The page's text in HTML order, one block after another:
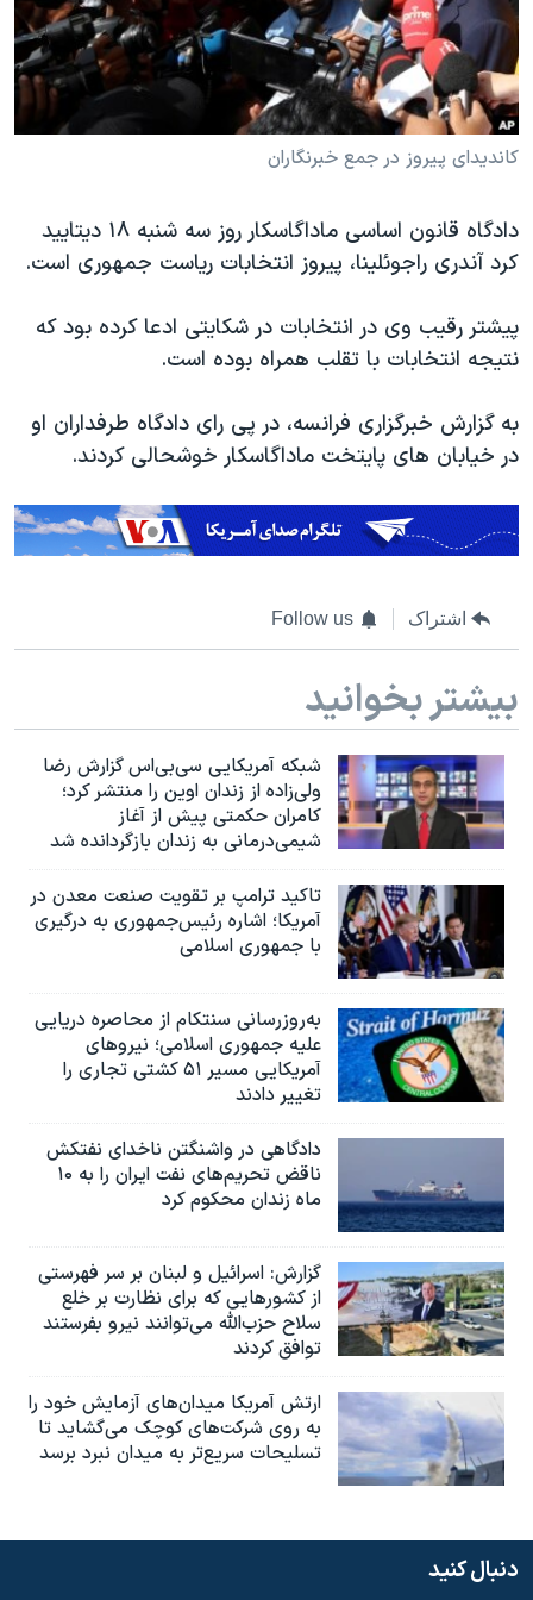
فرهنگ و زندگی
حقوق شهروندی
اقتصادی
علم و فناوری
گالری عکس
آرشیو پخش زنده
مستندها
انتخابات ریاست جمهوری آمریکا ۲۰۲۴
حمله جمهوری اسلامی به اسرائیل
رمز مهسا
اعتراضات زن، زندگی، آزادی
مجموعه مستندهای دادخواهی
تریبونال مردمی آبان ۹۸
دادگاه حمید نوری
چهل سال گروگان‌گیری
قانون شفافیت دارائی کادر رهبری ایران
اسرائیل در جنگ
همایش محافظه‌کاران آمریکا «سی‌پک»
سفر پرزیدنت ترامپ به چین
دنبال کنید
کاندیدای پیروز در جمع خبرنگاران
دادگاه قانون اساسی ماداگاسکار روز سه شنبه ۱۸ دیتایید
کرد آندری راجوئلینا، پیروز انتخابات ریاست جمهوری است.
پیشتر رقیب وی در انتخابات در شکایتی ادعا کرده بود که
نتیجه انتخابات با تقلب همراه بوده است.
به گزارش خبرگزاری فرانسه، در پی رای دادگاه طرفداران او
در خیابان های پایتخت ماداگاسکار خوشحالی کردند.
اشتراک Follow us
بیشتر بخوانید
شبکه آمریکایی سی‌بی‌‌اس گزارش رضا
ولی‌زاده از زندان اوین را منتشر کرد؛
کامران حکمتی پیش از آغاز
شیمی‌درمانی به زندان بازگردانده شد
تاکید ترامپ بر تقویت صنعت معدن در
آمریکا؛ اشاره رئیس‌جمهوری به درگیری
با جمهوری اسلامی
به‌روزرسانی سنتکام از محاصره دریایی
علیه جمهوری اسلامی؛ نیروهای
آمریکایی مسیر ۵۱ کشتی تجاری را
تغییر دادند
دادگاهی در واشنگتن ناخدای نفتکش
ناقض تحریم‌های نفت ایران را به ۱۰
ماه زندان محکوم کرد
گزارش‌: اسرائيل و لبنان بر سر فهرستی
از کشورهایی که برای نظارت بر خلع
سلاح حزب‌الله می‌توانند نیرو بفرستند
توافق کردند
ارتش آمریکا میدان‌های آزمایش خود را
به روی شرکت‌های کوچک می‌گشاید تا
تسلیحات سریع‌تر به میدان نبرد برسد
دنبال کنید